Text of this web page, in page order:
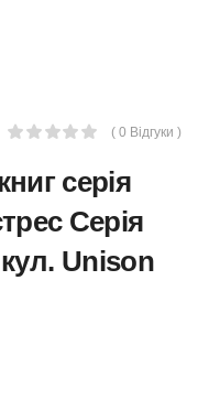
( 0 Відгуки )
серія
Серія
Unison